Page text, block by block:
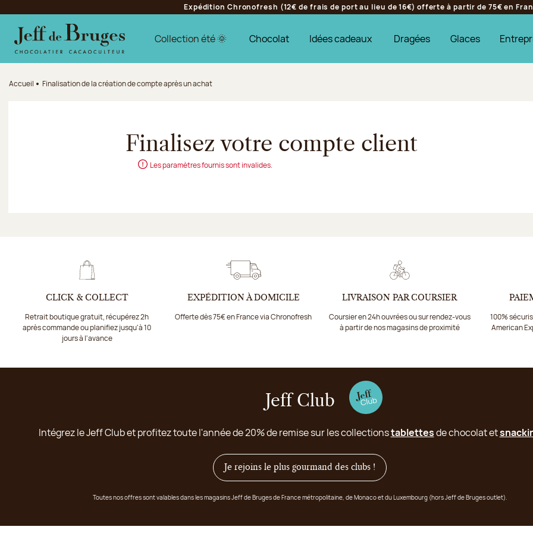
Aller au contenu principal
Aller au pied de page
Expédition Chronofresh (12€ de frais de port au lieu de 16€) offerte à partir de 75€ en
Collection été 🌞 Chocolat Idées cadeaux Dragées Glaces
Accueil Finalisation de la création de compte après un achat
Finalisez votre compte client
Les paramètres fournis sont invalides.
CLICK & COLLECT
Retrait boutique gratuit, récupérez 2h
après commande ou planifiez jusqu'à 10
jours à l'avance
EXPÉDITION À DOMICILE
Offerte dès 75€ en France via Chronofresh
LIVRAISON PAR COURSIER
Coursier en 24h ouvrées ou sur rendez-vous
à partir de nos magasins de proximité
100%
American
Jeff Club
Intégrez le Jeff Club et profitez toute l'année de 20% de remise sur les collectionstablettesde chocolat et
Je rejoins le plus gourmand des clubs !
Toutes nos offres sont valables dans les magasins Jeff de Bruges de France métropolitaine, de Monaco et du Luxembourg (hors Jeff de Bruges outlet).